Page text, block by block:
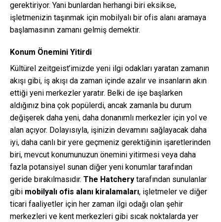
gerektiriyor. Yani bunlardan herhangi biri eksikse,
işletmenizin taşınmak için mobilyalı bir ofis alanı aramaya
başlamasının zamanı gelmiş demektir.
Konum Önemini Yitirdi
Kültürel zeitgeist’imizde yeni ilgi odakları yaratan zamanın
akışı gibi, iş akışı da zaman içinde azalır ve insanların akın
ettiği yeni merkezler yaratır. Belki de işe başlarken
aldığınız bina çok popülerdi, ancak zamanla bu durum
değişerek daha yeni, daha donanımlı merkezler için yol ve
alan açıyor. Dolayısıyla, işinizin devamını sağlayacak daha
iyi, daha canlı bir yere geçmeniz gerektiğinin işaretlerinden
biri, mevcut konumunuzun önemini yitirmesi veya daha
fazla potansiyel sunan diğer yeni konumlar tarafından
geride bırakılmasıdır. The Hatchery tarafından sunulanlar
gibi mobilyalı ofis alanı kiralamaları, işletmeler ve diğer
ticari faaliyetler için her zaman ilgi odağı olan şehir
merkezleri ve kent merkezleri gibi sıcak noktalarda yer